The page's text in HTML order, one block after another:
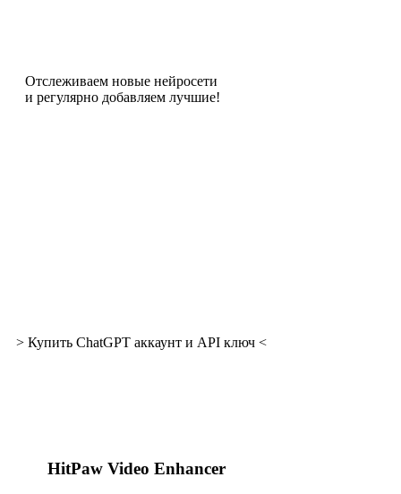
Отслеживаем новые нейросети
и регулярно добавляем лучшие!
> Купить ChatGPT аккаунт и API ключ <
HitPaw Video Enhancer